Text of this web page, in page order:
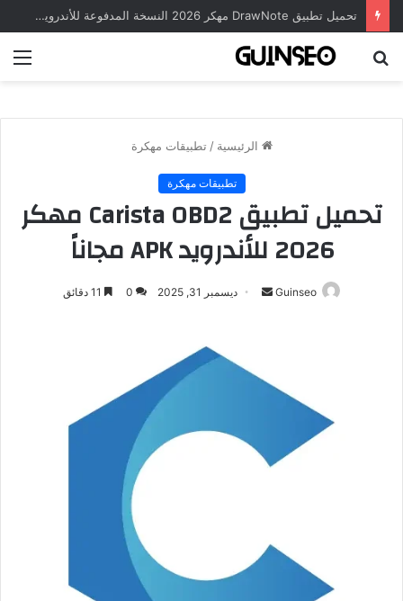
تحميل تطبيق DrawNote مهكر 2026 النسخة المدفوعة للأندرويد مجاناً
الرئيسية / تطبيقات مهكرة
تطبيقات مهكرة
تحميل تطبيق Carista OBD2 مهكر
2026 للأندرويد APK مجاناً
Guinseo
أرسل ديسمبر 31, 2025 0